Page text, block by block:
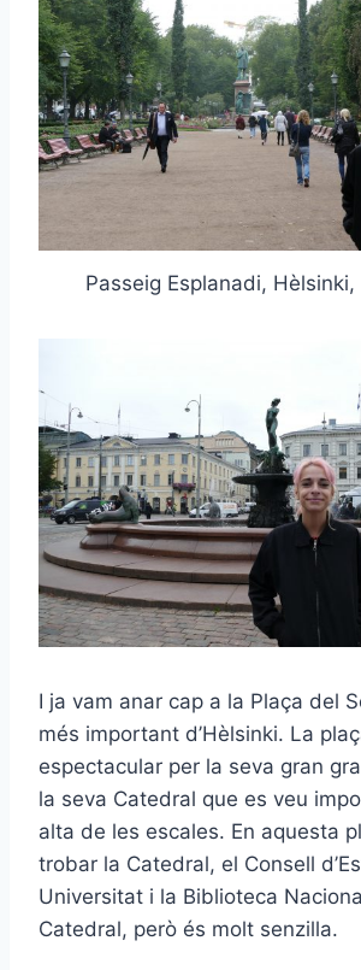
Passeig Esplanadi,
I ja vam anar cap a la Plaça del
més important d’Hèlsinki. La
espectacular per la seva gran
la seva Catedral que es veu
alta de les escales. En aquesta
trobar la Catedral, el Consell
Universitat i la Biblioteca
Catedral, però és molt senzilla.